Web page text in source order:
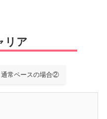
リア
通常ペースの場合②